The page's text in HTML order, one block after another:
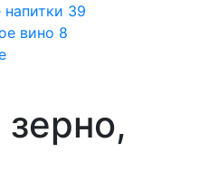
напитки 39
вино 8